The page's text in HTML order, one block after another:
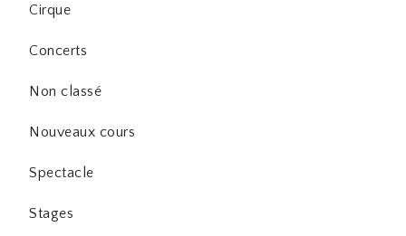
Cirque
Concerts
Non classé
Nouveaux cours
Spectacle
Stages